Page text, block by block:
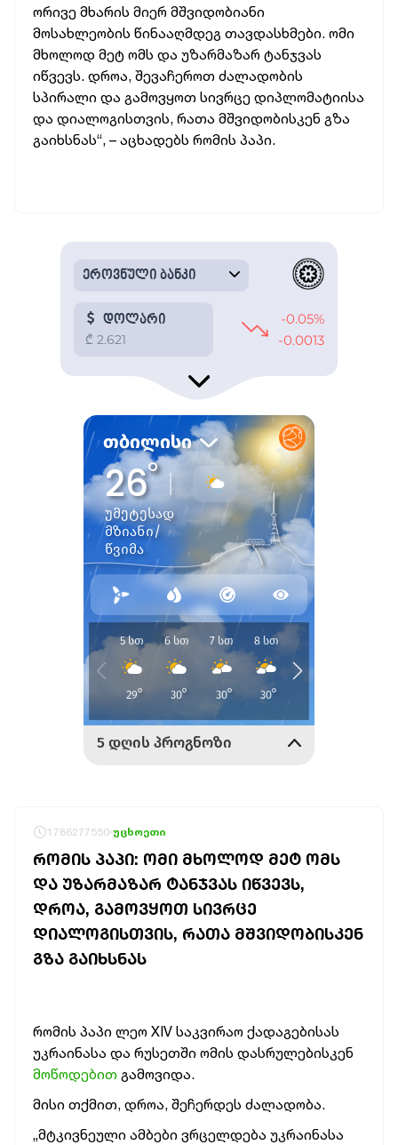
ორივე მხარის მიერ მშვიდობიანი
მოსახლეობის წინააღმდეგ თავდასხმები. ომი
მხოლოდ მეტ ომს და უზარმაზარ ტანჯვას
იწვევს. დროა, შევაჩეროთ ძალადობის
სპირალი და გამოვყოთ სივრცე დიპლომატიისა
და დიალოგისთვის, რათა მშვიდობისკენ გზა
გაიხსნას“, – აცხადებს რომის პაპი.
1786277550 უცხოეთი
ᲠᲝᲛᲘᲡ ᲞᲐᲞᲘ: ᲝᲛᲘ ᲛᲮᲝᲚᲝᲓ ᲛᲔᲢ ᲝᲛᲡ
ᲓᲐ ᲣᲖᲐᲠᲛᲐᲖᲐᲠ ᲢᲐᲜᲯᲕᲐᲡ ᲘᲬᲕᲔᲕᲡ,
ᲓᲠᲝᲐ, ᲒᲐᲛᲝᲕᲧᲝᲗ ᲡᲘᲕᲠᲪᲔ
ᲓᲘᲐᲚᲝᲒᲘᲡᲗᲕᲘᲡ, ᲠᲐᲗᲐ ᲛᲨᲕᲘᲓᲝᲑᲘᲡᲙᲔᲜ
ᲒᲖᲐ ᲒᲐᲘᲮᲡᲜᲐᲡ
რომის პაპი ლეო XIV საკვირაო ქადაგებისას
უკრაინასა და რუსეთში ომის დასრულებისკენ
მოწოდებით გამოვიდა.
მისი თქმით, დროა, შეჩერდეს ძალადობა.
„მტკივნეული ამბები ვრცელდება უკრაინასა